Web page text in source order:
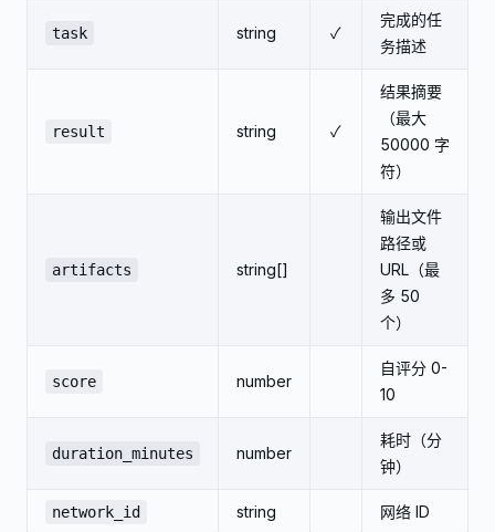
task string ✓
完成的任
务描述
result string ✓
结果摘要
（最大
50000 字
符）
artifacts string[]
输出文件
路径或
URL（最
多 50
个）
score number
自评分 0-
10
duration_minutes number
耗时（分
钟）
network_id string 网络 ID